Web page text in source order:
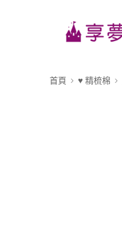
首頁 ♥ 精梳棉